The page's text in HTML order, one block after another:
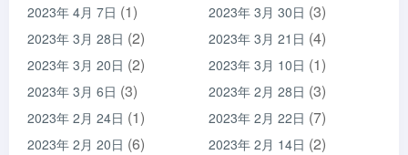
2023年 4月 7日 (1) 2023年 3月 30日 (3)
2023年 3月 28日 (2) 2023年 3月 21日 (4)
2023年 3月 20日 (2) 2023年 3月 10日 (1)
2023年 3月 6日 (3) 2023年 2月 28日 (3)
2023年 2月 24日 (1) 2023年 2月 22日 (7)
2023年 2月 20日 (6) 2023年 2月 14日 (2)